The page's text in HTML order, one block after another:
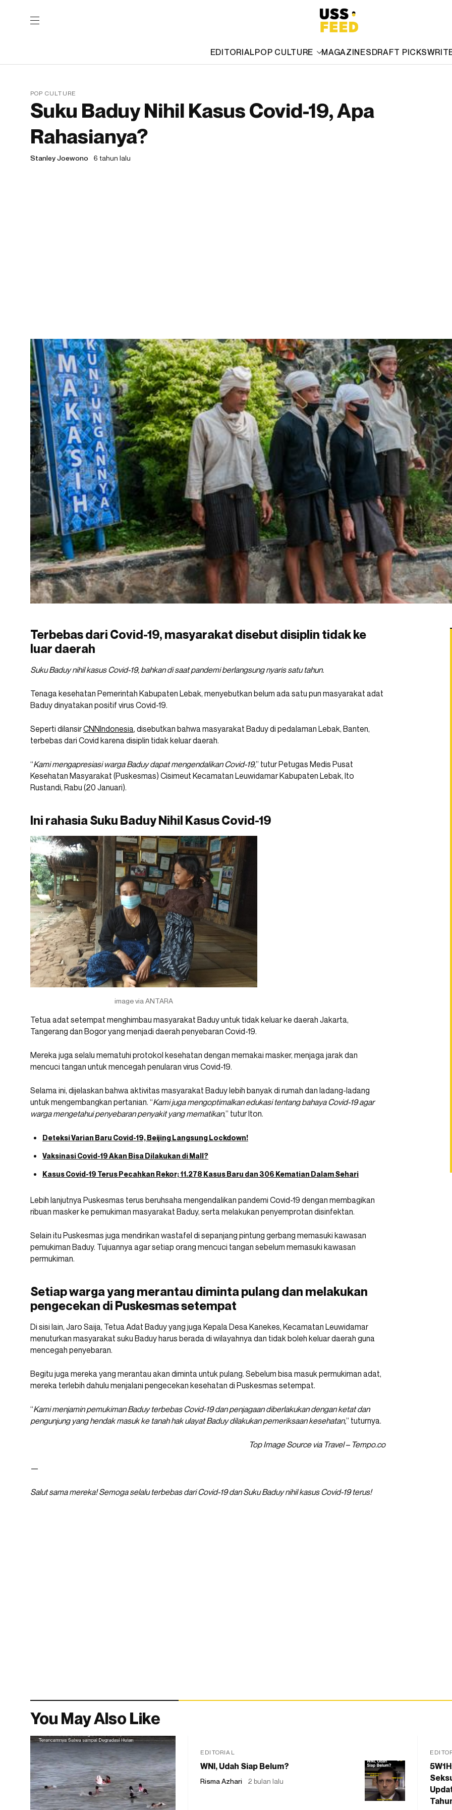
EDITORIALPOP CULTURE MAGAZINESDRAFT PICKS
POP CULTURE
Suku Baduy Nihil Kasus Covid-19, Apa
Rahasianya?
Stanley Joewono 6 tahun lalu
Terbebas dari Covid-19, masyarakat disebut disiplin tidak ke
luar daerah
Suku Baduy nihil kasus Covid-19, bahkan di saat pandemi berlangsung nyaris satu tahun.
Tenaga kesehatan Pemerintah Kabupaten Lebak, menyebutkan belum ada satu pun masyarakat adat
Baduy dinyatakan positif virus Covid-19.
Seperti dilansirCNNIndonesia, disebutkan bahwa masyarakat Baduy di pedalaman Lebak, Banten,
terbebas dari Covid karena disiplin tidak keluar daerah.
“Kami mengapresiasi warga Baduy dapat mengendalikan Covid-19,” tutur Petugas Medis Pusat
Kesehatan Masyarakat (Puskesmas) Cisimeut Kecamatan Leuwidamar Kabupaten Lebak, Ito
Rustandi, Rabu (20 Januari).
Ini rahasia Suku Baduy Nihil Kasus Covid-19
image via ANTARA
Tetua adat setempat menghimbau masyarakat Baduy untuk tidak keluar ke daerah Jakarta,
Tangerang dan Bogor yang menjadi daerah penyebaran Covid-19.
Mereka juga selalu mematuhi protokol kesehatan dengan memakai masker, menjaga jarak dan
mencuci tangan untuk mencegah penularan virus Covid-19.
Selama ini, dijelaskan bahwa aktivitas masyarakat Baduy lebih banyak di rumah dan ladang-ladang
untuk mengembangkan pertanian. “Kami juga mengoptimalkan edukasi tentang bahaya Covid-19 agar
warga mengetahui penyebaran penyakit yang mematikan,” tutur Iton.
Deteksi Varian Baru Covid-19, Beijing Langsung Lockdown!
Vaksinasi Covid-19 Akan Bisa Dilakukan di Mall?
Kasus Covid-19 Terus Pecahkan Rekor; 11.278 Kasus Baru dan 306 Kematian Dalam Sehari
Lebih lanjutnya Puskesmas terus beruhsaha mengendalikan pandemi Covid-19 dengan membagikan
ribuan masker ke pemukiman masyarakat Baduy, serta melakukan penyemprotan disinfektan.
Selain itu Puskesmas juga mendirikan wastafel di sepanjang pintung gerbang memasuki kawasan
pemukiman Baduy. Tujuannya agar setiap orang mencuci tangan sebelum memasuki kawasan
permukiman.
Setiap warga yang merantau diminta pulang dan melakukan
pengecekan di Puskesmas setempat
Di sisi lain, Jaro Saija, Tetua Adat Baduy yang juga Kepala Desa Kanekes, Kecamatan Leuwidamar
menuturkan masyarakat suku Baduy harus berada di wilayahnya dan tidak boleh keluar daerah guna
mencegah penyebaran.
Begitu juga mereka yang merantau akan diminta untuk pulang. Sebelum bisa masuk permukiman adat,
mereka terlebih dahulu menjalani pengecekan kesehatan di Puskesmas setempat.
“Kami menjamin pemukiman Baduy terbebas Covid-19 dan penjagaan diberlakukan dengan ketat dan
pengunjung yang hendak masuk ke tanah hak ulayat Baduy dilakukan pemeriksaan kesehatan,” tuturnya.
Top Image Source via Travel – Tempo.co
—
Salut sama mereka! Semoga selalu terbebas dari Covid-19 dan Suku Baduy nihil kasus Covid-19 terus!
You May Also Like
EDITORIAL
WNI, Udah Siap Belum?
Risma Azhari 2 bulan lalu